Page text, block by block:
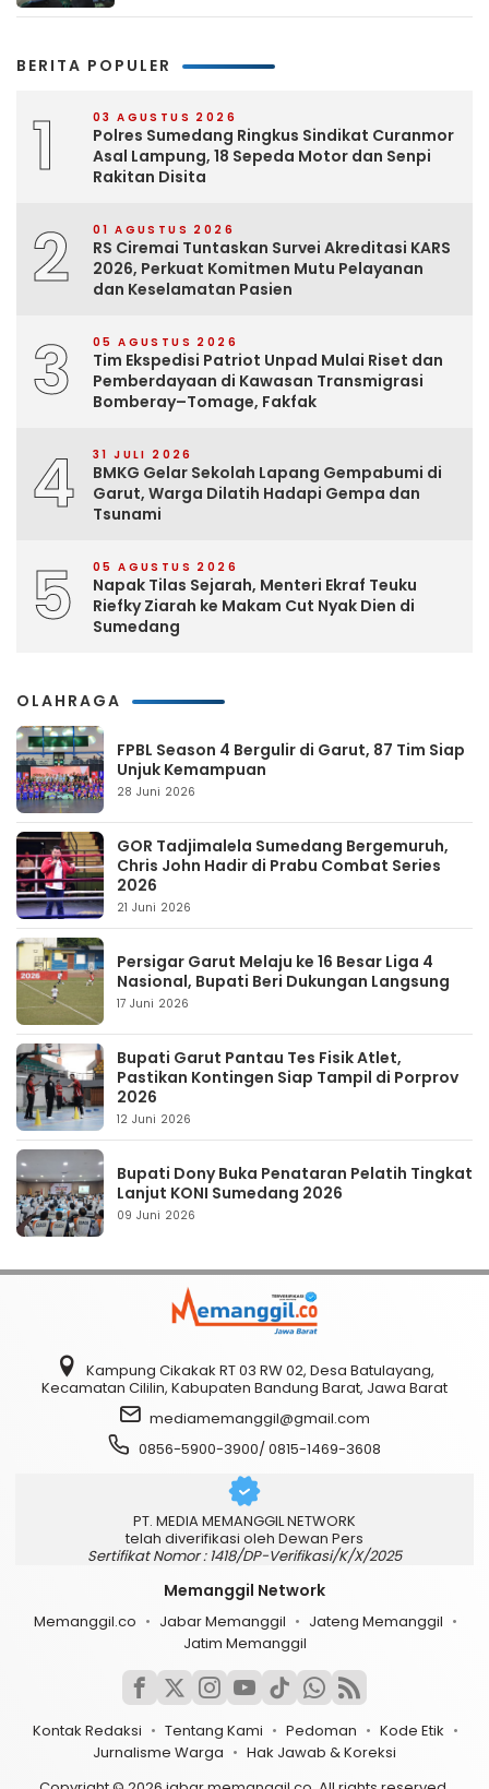
BERITA POPULER
1 03 AGUSTUS 2026
Polres Sumedang Ringkus Sindikat Curanmor
Asal Lampung, 18 Sepeda Motor dan Senpi
Rakitan Disita
2 01 AGUSTUS 2026
RS Ciremai Tuntaskan Survei Akreditasi KARS
2026, Perkuat Komitmen Mutu Pelayanan
dan Keselamatan Pasien
3 05 AGUSTUS 2026
Tim Ekspedisi Patriot Unpad Mulai Riset dan
Pemberdayaan di Kawasan Transmigrasi
Bomberay–Tomage, Fakfak
4 31 JULI 2026
BMKG Gelar Sekolah Lapang Gempabumi di
Garut, Warga Dilatih Hadapi Gempa dan
Tsunami
5 05 AGUSTUS 2026
Napak Tilas Sejarah, Menteri Ekraf Teuku
Riefky Ziarah ke Makam Cut Nyak Dien di
Sumedang
OLAHRAGA
FPBL Season 4 Bergulir di Garut, 87 Tim Siap
Unjuk Kemampuan
28 Juni 2026
GOR Tadjimalela Sumedang Bergemuruh,
Chris John Hadir di Prabu Combat Series
2026
21 Juni 2026
Persigar Garut Melaju ke 16 Besar Liga 4
Nasional, Bupati Beri Dukungan Langsung
17 Juni 2026
Bupati Garut Pantau Tes Fisik Atlet,
Pastikan Kontingen Siap Tampil di Porprov
2026
12 Juni 2026
Bupati Dony Buka Penataran Pelatih Tingkat
Lanjut KONI Sumedang 2026
09 Juni 2026
Kampung Cikakak RT 03 RW 02, Desa Batulayang,
Kecamatan Cililin, Kabupaten Bandung Barat, Jawa Barat
mediamemanggil@gmail.com
0856-5900-3900/ 0815-1469-3608
PT. MEDIA MEMANGGIL NETWORK
telah diverifikasi oleh Dewan Pers
Sertifikat Nomor : 1418/DP-Verifikasi/K/X/2025
Memanggil Network
Memanggil.co Jabar Memanggil
Jateng Memanggil
Jatim Memanggil
Kontak Redaksi Tentang Kami Pedoman
Kode Etik
Jurnalisme Warga
Hak Jawab & Koreksi